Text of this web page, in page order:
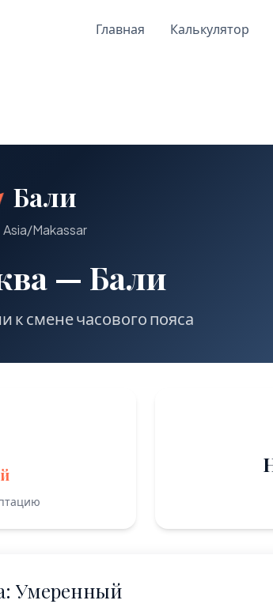
Главная Калькулятор
Бали
Asia/Makassar
— Бали
к смене часового пояса
Умеренный